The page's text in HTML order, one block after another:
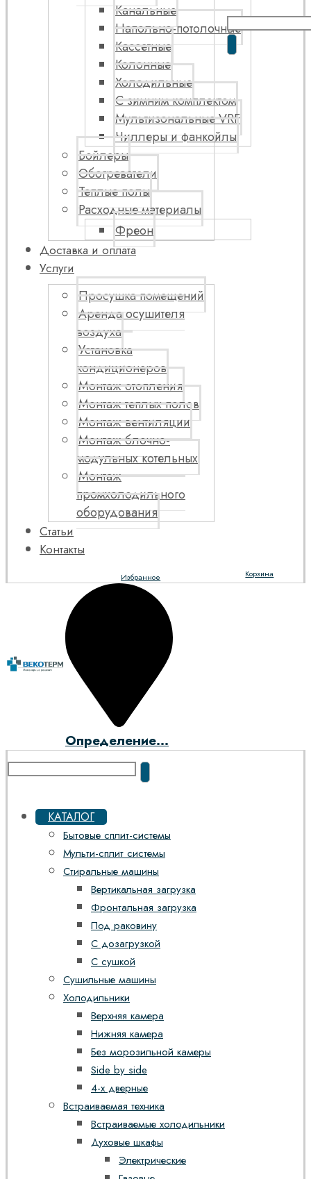
Канальные
Напольно-потолочные
Кассетные
Колонные
Холодильные
С зимним комплектом
Мультизональные VRF
Чиллеры и фанкойлы
Бойлеры
Обогреватели
Теплые полы
Расходные материалы
Фреон
Доставка и оплата
Услуги
Просушка помещений
Аренда осушителя
воздуха
Установка
кондиционеров
Монтаж отопления
Монтаж теплых полов
Монтаж вентиляции
Монтаж блочно-
модульных котельных
Монтаж
промхолодильного
оборудования
Статьи
Контакты
Корзина
Избранное
Определение...
КАТАЛОГ
Бытовые сплит-системы
Мульти-сплит системы
Стиральные машины
Вертикальная загрузка
Фронтальная загрузка
Под раковину
С дозагрузкой
С сушкой
Сушильные машины
Холодильники
Верхняя камера
Нижняя камера
Без морозильной камеры
Side by side
4-х дверные
Встраиваемая техника
Встраиваемые холодильники
Духовые шкафы
Электрические